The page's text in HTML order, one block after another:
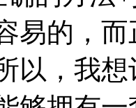
易的，
以，我